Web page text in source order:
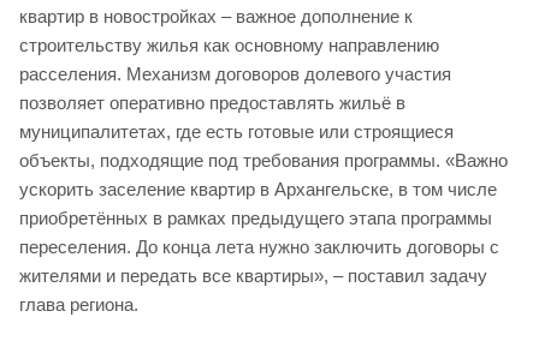
квартир в новостройках – важное дополнение к
строительству жилья как основному направлению
расселения. Механизм договоров долевого участия
позволяет оперативно предоставлять жильё в
муниципалитетах, где есть готовые или строящиеся
объекты, подходящие под требования программы. «Важно
ускорить заселение квартир в Архангельске, в том числе
приобретённых в рамках предыдущего этапа программы
переселения. До конца лета нужно заключить договоры с
жителями и передать все квартиры», – поставил задачу
глава региона.